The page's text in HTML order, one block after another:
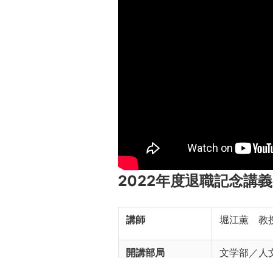
2022年度退職記念講義
講師 堀江薫 教
開講部局 文学部／人